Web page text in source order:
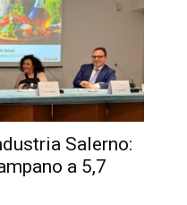
Salerno:
a 5,7